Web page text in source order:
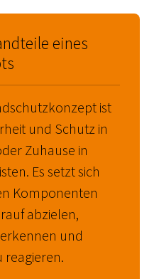
eines
ist
und Schutz in
Zuhause in
Es setzt sich
Komponenten
abzielen,
und
reagieren.